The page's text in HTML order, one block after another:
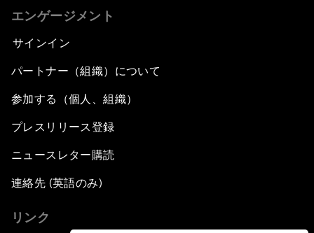
エンゲージメント
サインイン
パートナー（組織）について
参加する（個人、組織）
プレスリリース登録
ニュースレター購読
連絡先 (英語のみ)
リンク